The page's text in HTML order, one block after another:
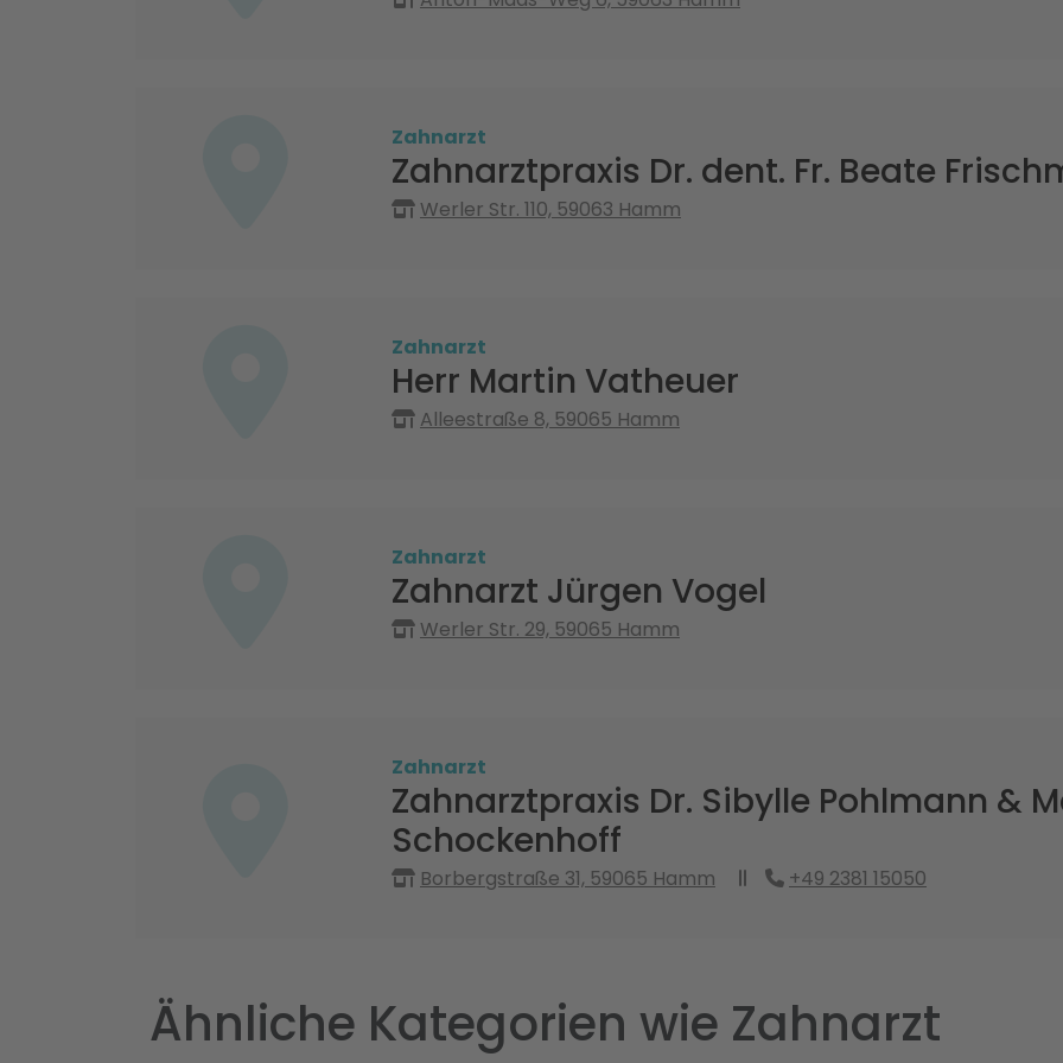
Zahnarzt
Zahnarztpraxis Dr. dent. Fr. Beate
Werler Str. 110, 59063 Hamm
Zahnarzt
Herr Martin Vatheuer
Alleestraße 8, 59065 Hamm
Zahnarzt
Zahnarzt Jürgen Vogel
Werler Str. 29, 59065 Hamm
Zahnarzt
Zahnarztpraxis Dr. Sibylle Pohlmann &
Schockenhoff
Borbergstraße 31, 59065 Hamm +49 2381 15050
Ähnliche Kategorien wie Zahnarzt